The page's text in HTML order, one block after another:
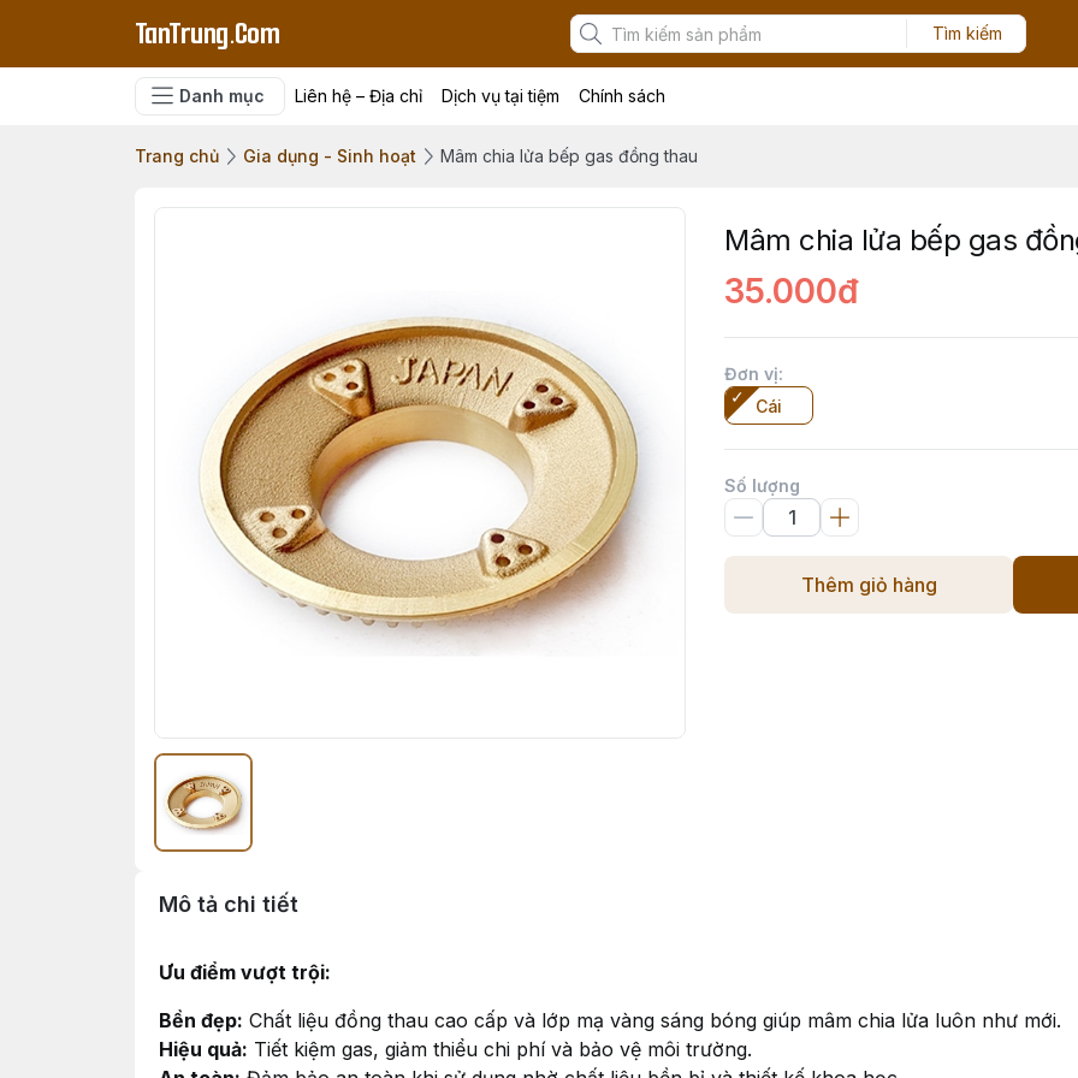
TanTrung.Com Tìm kiếm
Danh mục Liên hệ – Địa chỉ Dịch vụ tại tiệm Chính sách
Trang chủ Gia dụng - Sinh hoạt Mâm chia lửa bếp gas đồng thau
Mâm chia lửa bếp gas
35.000đ
Đơn vị:
Cái
Số lượng
Thêm giỏ hàng
Mô tả chi tiết
Ưu điểm vượt trội:
Bền đẹp: Chất liệu đồng thau cao cấp và lớp mạ vàng sáng bóng giúp mâm chia lửa luôn như mới.
Hiệu quả: Tiết kiệm gas, giảm thiểu chi phí và bảo vệ môi trường.